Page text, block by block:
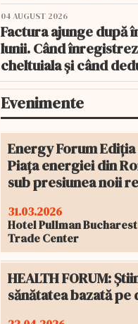
04 AUGUST 2026
Factura ajunge după
lunii. Când
cheltuiala și când
Evenimente
Energy Forum Ediția
Piața energiei din
sub presiunea noii
31.03.2026
Hotel Pullman
Trade Center
HEALTH FORUM:
sănătatea bazată pe